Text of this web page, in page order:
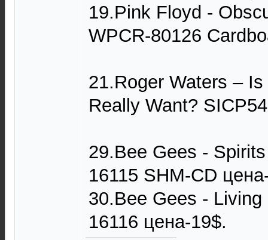
19.Pink Floyd -
WPCR-80126
21.Roger Waters –
Really Want?
29.Bee Gees -
16115 SHM-CD
30.Bee Gees -
16116 цена-19$.